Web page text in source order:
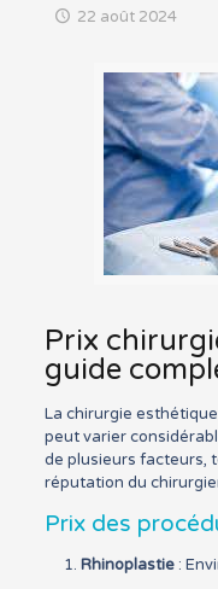
22 août 2024
Prix
guide
La chirurgie
peut varier
de plusieurs facteurs,
réputation du
Prix des
Rhinoplastie: